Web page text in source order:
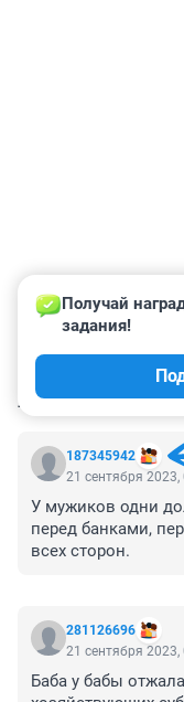
187345942
Получай
задания!
21 сентября 2023,
У мужиков одни
перед банками,
всех сторон.
281126696
21 сентября 2023,
Баба у бабы